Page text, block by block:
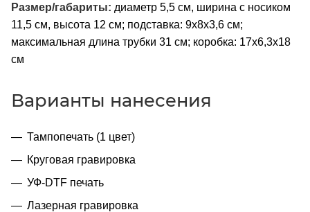
Размер/габариты: диаметр 5,5 см, ширина с носиком
11,5 см, высота 12 см; подставка: 9x8x3,6 см;
максимальная длина трубки 31 см; коробка: 17х6,3х18
см
Варианты нанесения
Тампопечать (1 цвет)
Круговая гравировка
УФ-DTF печать
Лазерная гравировка